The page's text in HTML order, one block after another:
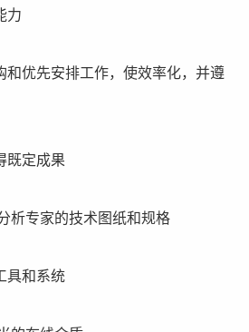
力
和优先安排工作，使效率化，并遵
既定成果
析专家的技术图纸和规格
具和系统